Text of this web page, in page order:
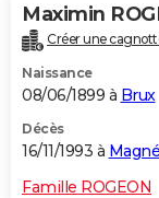
Maximin
Créer une
Naissance
08/06/1899 à Brux
Décès
16/11/1993 à Magné
Famille ROGEON